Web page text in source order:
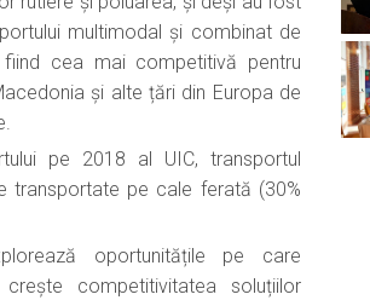
multimodal și combinat de
cea mai competitivă pentru
și alte țări din Europa de
pe 2018 al UIC, transportul
transportate pe cale ferată (30%
oportunitățile pe care
competitivitatea soluțiilor